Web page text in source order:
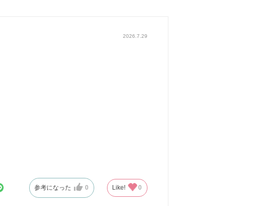
2026.7.29
参考になった 0 Like! 0